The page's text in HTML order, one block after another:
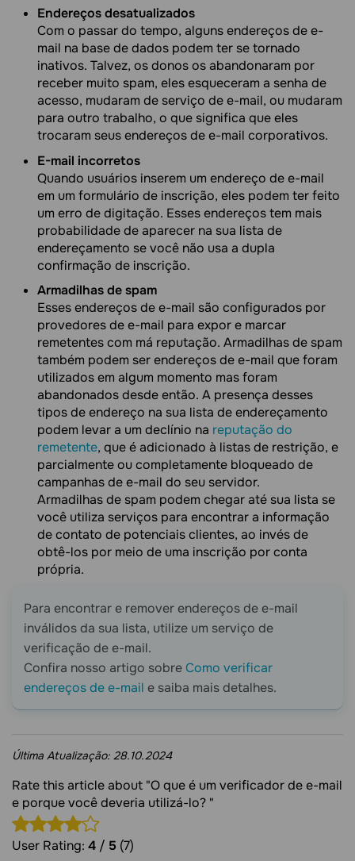
Endereços desatualizados
Com o passar do tempo, alguns endereços de e-
mail na base de dados podem ter se tornado
inativos. Talvez, os donos os abandonaram por
receber muito spam, eles esqueceram a senha de
acesso, mudaram de serviço de e-mail, ou mudaram
para outro trabalho, o que significa que eles
trocaram seus endereços de e-mail corporativos.
E-mail incorretos
Quando usuários inserem um endereço de e-mail
em um formulário de inscrição, eles podem ter feito
um erro de digitação. Esses endereços tem mais
probabilidade de aparecer na sua lista de
endereçamento se você não usa a dupla
confirmação de inscrição.
Armadilhas de spam
Esses endereços de e-mail são configurados por
provedores de e-mail para expor e marcar
remetentes com má reputação. Armadilhas de spam
também podem ser endereços de e-mail que foram
utilizados em algum momento mas foram
abandonados desde então. A presença desses
tipos de endereço na sua lista de endereçamento
podem levar a um declínio na reputação do
remetente, que é adicionado à listas de restrição, e
parcialmente ou completamente bloqueado de
campanhas de e-mail do seu servidor.
Armadilhas de spam podem chegar até sua lista se
você utiliza serviços para encontrar a informação
de contato de potenciais clientes, ao invés de
obtê-los por meio de uma inscrição por conta
própria.
Para encontrar e remover endereços de e-mail
inválidos da sua lista, utilize um serviço de
verificação de e-mail.
Confira nosso artigo sobreComo verificar
endereços de e-mail e saiba mais detalhes.
Última Atualização: 28.10.2024
Rate this article about "O que é um verificador de e-mail
e porque você deveria utilizá-lo? "
User Rating: 4 / 5 (7)